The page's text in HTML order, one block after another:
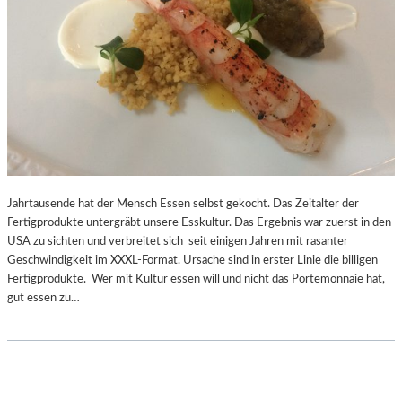
Jahrtausende hat der Mensch Essen selbst gekocht. Das Zeitalter der
Fertigprodukte untergräbt unsere Esskultur. Das Ergebnis war zuerst in den
USA zu sichten und verbreitet sich seit einigen Jahren mit rasanter
Geschwindigkeit im XXXL-Format. Ursache sind in erster Linie die billigen
Fertigprodukte. Wer mit Kultur essen will und nicht das Portemonnaie hat,
gut essen zu…